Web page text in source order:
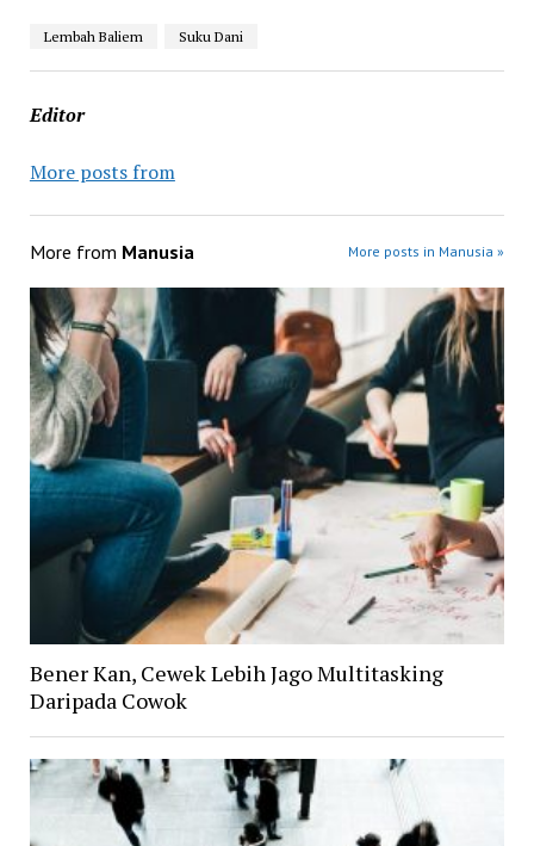
Lembah Baliem Suku Dani
Editor
More posts from
More from Manusia More posts in Manusia »
Bener Kan, Cewek Lebih Jago Multitasking
Daripada Cowok